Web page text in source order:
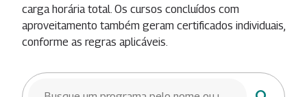
carga horária total. Os cursos concluídos com
aproveitamento também geram certificados individuais,
conforme as regras aplicáveis.
BUSCAR TRILHAS
Buscar